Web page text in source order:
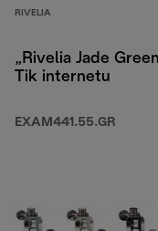
RIVELIA
„Rivelia Jade
Tik internetu
EXAM441.55.GR